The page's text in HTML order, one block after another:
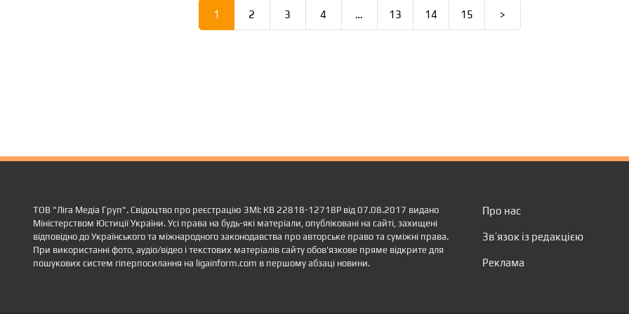
1 2 3 4 … 13 14 15 >
ТОВ "Ліга Медіа Груп". Свідоцтво про реєстрацію ЗМІ: КВ 22818-12718Р від 07.08.2017 видано
Міністерством Юстиції України. Усі права на будь-які матеріали, опубліковані на сайті, захищені
відповідно до Українського та міжнародного законодавства про авторське право та суміжні права.
При використанні фото, аудіо/відео і текстових матеріалів сайту обов'язкове пряме відкрите для
пошукових систем гіперпосилання на ligainform.com в першому абзаці новини.
Про нас
Зв’язок із редакцією
Реклама